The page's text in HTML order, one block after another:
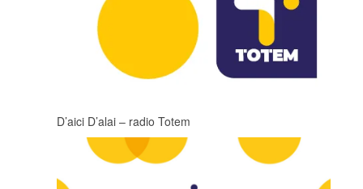
D’aici D’alai – radio Totem